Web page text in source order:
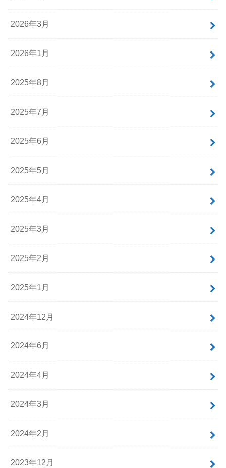
2026年3月
2026年1月
2025年8月
2025年7月
2025年6月
2025年5月
2025年4月
2025年3月
2025年2月
2025年1月
2024年12月
2024年6月
2024年4月
2024年3月
2024年2月
2023年12月